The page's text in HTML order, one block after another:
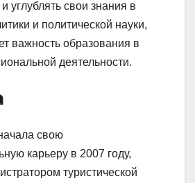
углублять свои знания в
и политической науки,
важность образования в
деятельности.
свою
карьеру в 2007 году,
туристической